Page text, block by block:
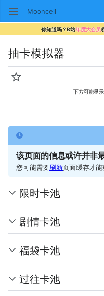
Mooncell
你知道吗？B站年度大会员
抽卡模拟器
监视
下方可能显示
该页面的信息或许并非
您可能需要刷新页面缓存才能
限时卡池
剧情卡池
福袋卡池
过往卡池